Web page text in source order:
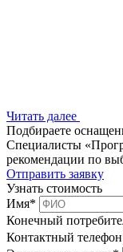
Читать далее
Подбираете
Специалисты
рекомендации по
Отправить заявку
Узнать стоимость
Имя*
Конечный
Контактный телефон